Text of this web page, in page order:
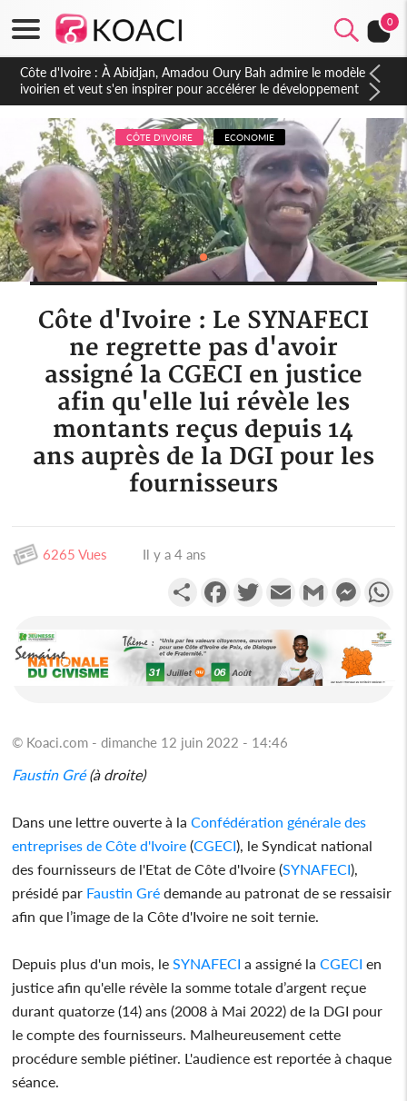
0
Côte d'Ivoire : À Abidjan, Amadou Oury Bah admire le modèle
ivoirien et veut s'en inspirer pour accélérer le développement
de la Guinée
CÔTE D'IVOIRE ECONOMIE
Côte d'Ivoire : Le SYNAFECI
ne regrette pas d'avoir
assigné la CGECI en justice
afin qu'elle lui révèle les
montants reçus depuis 14
ans auprès de la DGI pour les
fournisseurs
6265 Vues Il y a 4 ans
PartagerFacebookTwitterEmail Gmail
© Koaci.com - dimanche 12 juin 2022 - 14:46
Faustin Gré(à droite)
Dans une lettre ouverte à laConfédération générale des
entreprises de Côte d'Ivoire (CGECI), le Syndicat national
des fournisseurs de l'Etat de Côte d'Ivoire (SYNAFECI),
présidé par Faustin Gré demande au patronat de se ressaisir
afin que l’image de la Côte d'Ivoire ne soit ternie.
Depuis plus d'un mois, leSYNAFECI a assigné laCGECI en
justice afin qu'elle révèle la somme totale d’argent reçue
durant quatorze (14) ans (2008 à Mai 2022) de la DGI pour
le compte des fournisseurs. Malheureusement cette
procédure semble piétiner. L'audience est reportée à chaque
séance.